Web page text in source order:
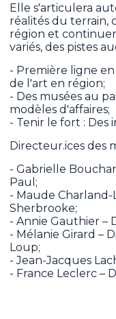
Elle s'articulera
réalités du terrain,
région et continuer
variés, des pistes
- Première ligne
de l'art en région;
- Des musées au
modèles d'affaires;
- Tenir le fort : Des
Directeur.ices des
- Gabrielle
Paul;
- Maude
Sherbrooke;
- Annie Gauthier –
- Mélanie Girard –
Loup;
- Jean-Jacques
- France Leclerc –